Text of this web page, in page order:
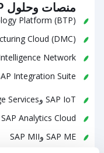
منصات وحلول SAP
Platform (BTP)
Cloud (DMC)
Network
Integration Suite
SAP IoT وSAP Edge Services
SAP Analytics Cloud
SAP ME وSAP MII